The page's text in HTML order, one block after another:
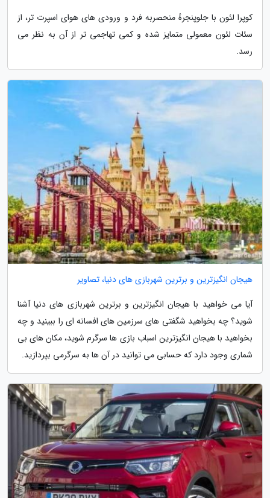
کوپرا لئون با جلوپنجرهٔ منحصربه فرد و ورودی های هوای اسپرت تر، از
سئات لئون معمولی متمایز شده و کمی تهاجمی تر از آن به نظر می
رسد.
هیجان انگیزترین و برترین شهربازی های دنیا، تصاویر
آیا می خواهید با هیجان انگیزترین و برترین شهربازی های دنیا آشنا
شوید؟ چه بخواهید شگفتی های سرزمین های افسانه ای را ببینید و چه
بخواهید با هیجان انگیزترین اسباب بازی ها سرگرم شوید، مکان های بی
شماری وجود دارد که حسابی می توانید در آن ها به سرگرمی بپردازید.